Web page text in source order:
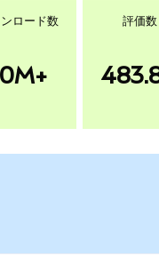
ロード数 評価数